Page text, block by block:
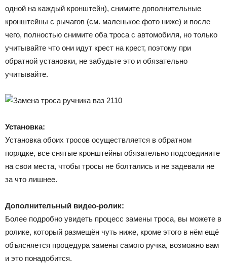
одной на каждый кронштейн), снимите дополнительные
кронштейны с рычагов (см. маленькое фото ниже) и после
чего, полностью снимите оба троса с автомобиля, но только
учитывайте что они идут крест на крест, поэтому при
обратной установки, не забудьте это и обязательно
учитывайте.
Установка:
Установка обоих тросов осуществляется в обратном
порядке, все снятые кронштейны обязательно подсоедините
на свои места, чтобы тросы не болтались и не задевали не
за что лишнее.
Дополнительный видео-ролик:
Более подробно увидеть процесс замены троса, вы можете в
ролике, который размещён чуть ниже, кроме этого в нём ещё
объясняется процедура замены самого ручка, возможно вам
и это понадобится.